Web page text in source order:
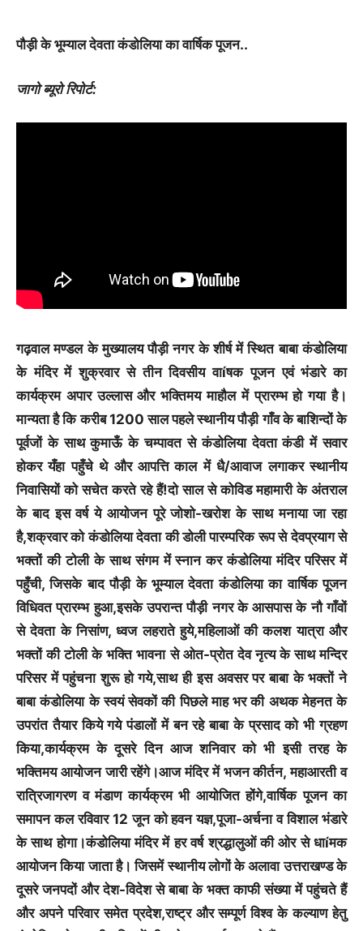
पौड़ी के भूम्याल देवता कंडोलिया का वार्षिक पूजन..
जागो ब्यूरो रिपोर्ट:
गढ़वाल मण्डल के मुख्यालय पौड़ी नगर के शीर्ष में स्थित बाबा कंडोलिया
के मंदिर में शुक्रवार से तीन दिवसीय वाíषक पूजन एवं भंडारे का
कार्यक्रम अपार उल्लास और भक्तिमय माहौल में प्रारम्भ हो गया है।
मान्यता है कि करीब 1200 साल पहले स्थानीय पौड़ी गाँव के बाशिन्दों के
पूर्वजों के साथ कुमाऊँ के चम्पावत से कंडोलिया देवता कंडी में सवार
होकर यँहा पहुँचे थे और आपत्ति काल में धै/आवाज लगाकर स्थानीय
निवासियों को सचेत करते रहे हैं!दो साल से कोविड महामारी के अंतराल
के बाद इस वर्ष ये आयोजन पूरे जोशो-खरोश के साथ मनाया जा रहा
है,शक्रवार को कंडोलिया देवता की डोली पारम्परिक रूप से देवप्रयाग से
भक्तों की टोली के साथ संगम में स्नान कर कंडोलिया मंदिर परिसर में
पहुँची, जिसके बाद पौड़ी के भूम्याल देवता कंडोलिया का वार्षिक पूजन
विधिवत प्रारम्भ हुआ,इसके उपरान्त पौड़ी नगर के आसपास के नौ गाँवों
से देवता के निसांण, ध्वज लहराते हुये,महिलाओं की कलश यात्रा और
भक्तों की टोली के भक्ति भावना से ओत-प्रोत देव नृत्य के साथ मन्दिर
परिसर में पहुंचना शुरू हो गये,साथ ही इस अवसर पर बाबा के भक्तों ने
बाबा कंडोलिया के स्वयं सेवकों की पिछले माह भर की अथक मेहनत के
उपरांत तैयार किये गये पंडालों में बन रहे बाबा के प्रसाद को भी ग्रहण
किया,कार्यक्रम के दूसरे दिन आज शनिवार को भी इसी तरह के
भक्तिमय आयोजन जारी रहेंगे।आज मंदिर में भजन कीर्तन, महाआरती व
रात्रिजागरण व मंडाण कार्यक्रम भी आयोजित होंगे,वार्षिक पूजन का
समापन कल रविवार 12 जून को हवन यज्ञ,पूजा-अर्चना व विशाल भंडारे
के साथ होगा।कंडोलिया मंदिर में हर वर्ष श्रद्धालुओं की ओर से धाíमक
आयोजन किया जाता है। जिसमें स्थानीय लोगों के अलावा उत्तराखण्ड के
दूसरे जनपदों और देश-विदेश से बाबा के भक्त काफी संख्या में पहुंचते हैं
और अपने परिवार समेत प्रदेश,राष्ट्र और सम्पूर्ण विश्व के कल्याण हेतु